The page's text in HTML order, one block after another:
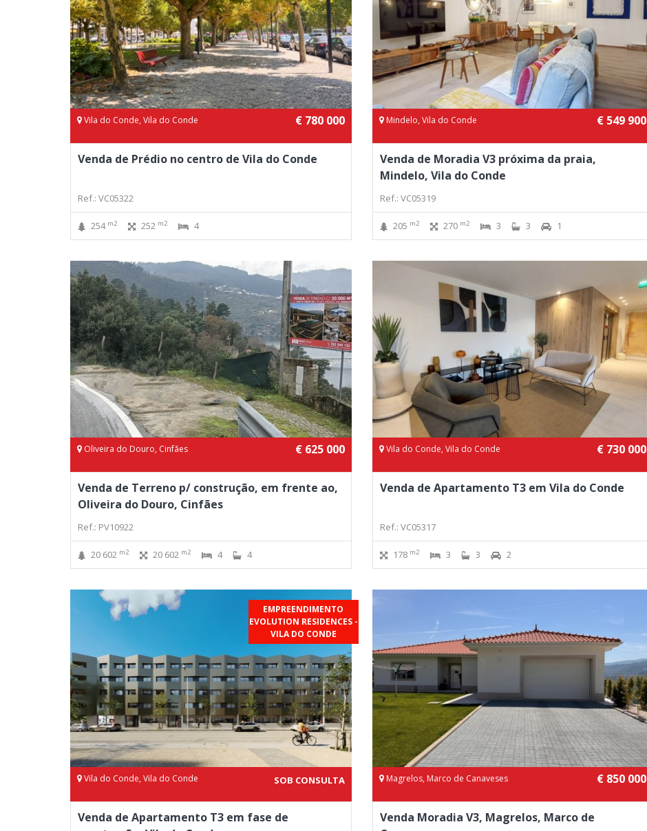
Vila do Conde, Vila do Conde € 780 000
Venda de Prédio no centro de Vila do Conde
Ref.: VC05322
254 m2 252 m2 4
Mindelo, Vila do Conde € 549 900
Venda de Moradia V3 próxima da praia,
Mindelo, Vila do Conde
Ref.: VC05319
205 m2 270 m2 3 3 1
Oliveira do Douro, Cinfães € 625 000
Venda de Terreno p/ construção, em frente ao,
Oliveira do Douro, Cinfães
Ref.: PV10922
20 602 m2 20 602 m2 4 4
Vila do Conde, Vila do Conde € 730 000
Venda de Apartamento T3 em Vila do Conde
Ref.: VC05317
178 m2 3 3 2
EMPREENDIMENTO
EVOLUTION RESIDENCES -
VILA DO CONDE
Vila do Conde, Vila do Conde SOB CONSULTA
Venda de Apartamento T3 em fase de
Magrelos, Marco de Canaveses € 850 000
Venda Moradia V3, Magrelos, Marco de